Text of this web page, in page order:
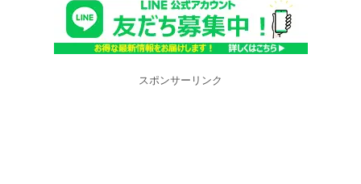
スポンサーリンク